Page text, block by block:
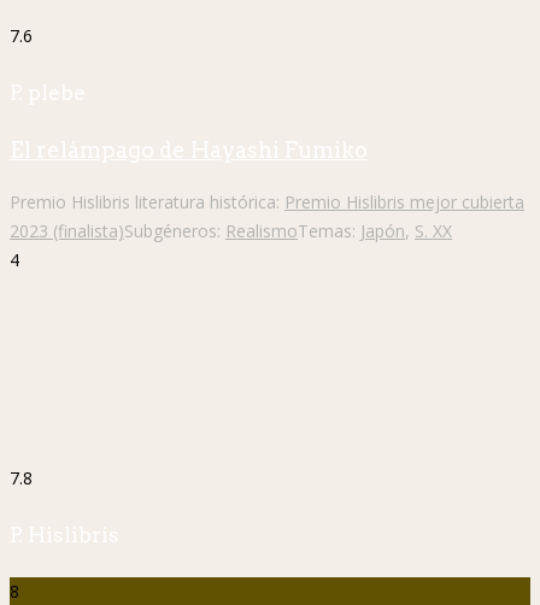
7.6
P. plebe
El relámpago de Hayashi Fumiko
Premio Hislibris literatura histórica: Premio Hislibris mejor cubierta
2023 (finalista)Subgéneros: RealismoTemas: Japón, S. XX
4
7.8
P. Hislibris
8